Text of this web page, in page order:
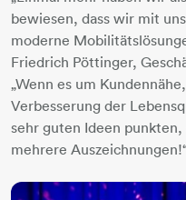
bewiesen, dass wir mit
moderne
Friedrich Pöttinger,
„Wenn es um
Verbesserung der
sehr guten Ideen
mehrere